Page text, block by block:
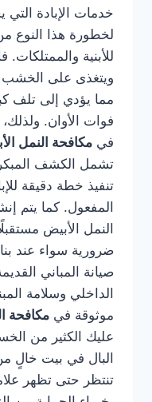
خدمات الإبادة التي
لخطورة هذا النوع
للأبنية
ويتغذى على الخشب
مما يؤدي إلى تلف
فوات الأوان.
في مكافحة النمل
تشمل الكشف
تنفيذ خطة دقيقة
المفعول. كما يتم
النمل الأبيض
ضرورية سواء عند
صيانة المباني
الداخلي وسلامة
موثوقة في مكافحة
عليك الكثير من
البال في بيت خالٍ
تنتظر حتى تظهر